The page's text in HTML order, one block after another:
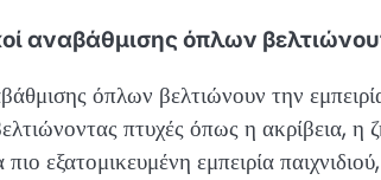
αναβάθμισης όπλων
όπλων βελτιώνουν την
πτυχές όπως η ακρίβεια,
εξατομικευμένη εμπειρία